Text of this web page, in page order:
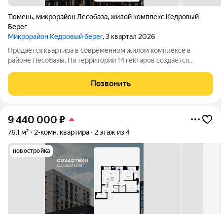
Тюмень, микрорайон Лесобаза,жилой комплекс Кедровый
Берег
Микрорайон Кедровый берег, 3 квартал 2026
Продается квартира в современном жилом комплексе в
районе Лесобазы. На территории 14 гектаров создается
класса высотой от 5 до 25 этажей, собственным детским садом
и благоустроенной набережной.
Позвонить
9 440 000 ₽
76,1 м² 2-комн. квартира 2 этаж из 4
новостройка